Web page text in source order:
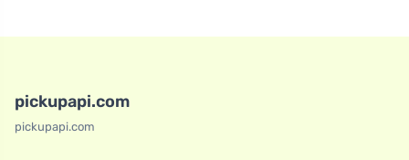
pickupapi.com
pickupapi.com